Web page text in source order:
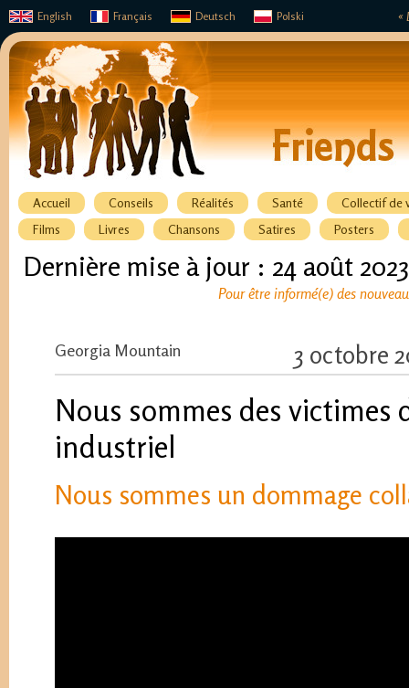
«
English Français Deutsch Polski
Accueil Conseils Réalités Santé
Collectif de
Films
Livres Chansons Satires Posters
Dernière mise à jour : 24 août 2023
Pour être informé(e) des
Georgia Mountain 3 octobre
Nous sommes des victimes
industriel
Nous sommes un dommage